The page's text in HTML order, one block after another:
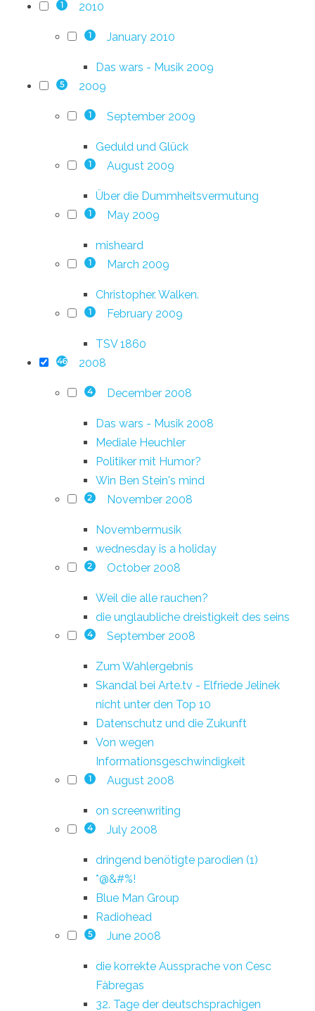
1 2010
1 January 2010
Das wars - Musik 2009
5 2009
1 September 2009
Geduld und Glück
1 August 2009
Über die Dummheitsvermutung
1 May 2009
misheard
1 March 2009
Christopher. Walken.
1 February 2009
TSV 1860
46 2008
4 December 2008
Das wars - Musik 2008
Mediale Heuchler
Politiker mit Humor?
Win Ben Stein's mind
2 November 2008
Novembermusik
wednesday is a holiday
2 October 2008
Weil die alle rauchen?
die unglaubliche dreistigkeit des seins
4 September 2008
Zum Wahlergebnis
Skandal bei Arte.tv - Elfriede Jelinek
nicht unter den Top 10
Datenschutz und die Zukunft
Von wegen
Informationsgeschwindigkeit
1 August 2008
on screenwriting
4 July 2008
dringend benötigte parodien (1)
*@&#%!
Blue Man Group
Radiohead
5 June 2008
die korrekte Aussprache von Cesc
Fàbregas
32. Tage der deutschsprachigen